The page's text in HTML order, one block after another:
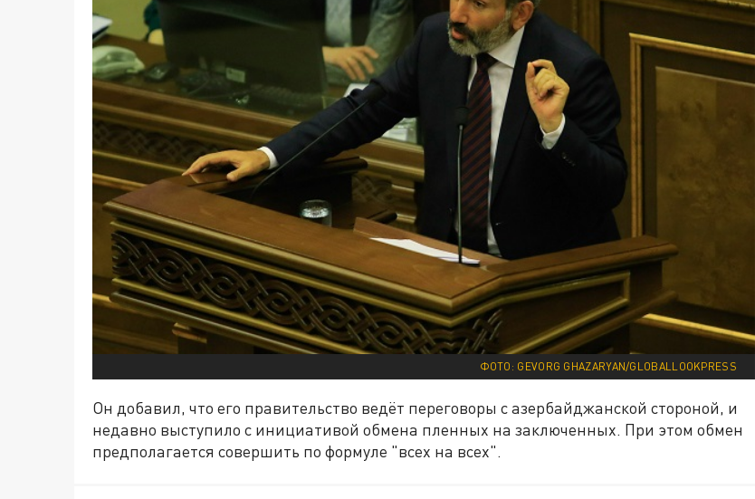
ФОТО: GEVORG GHAZARYAN/GLOBALLOOKPRESS
Он добавил, что его правительство ведёт переговоры с азербайджанской стороной, и
недавно выступило с инициативой обмена пленных на заключенных. При этом обмен
предполагается совершить по формуле "всех на всех".